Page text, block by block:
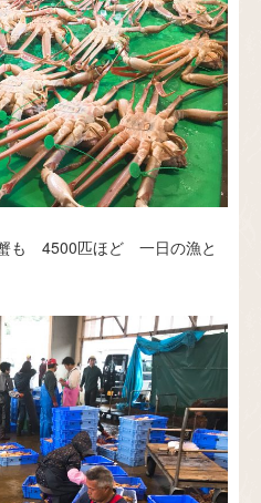
も 4500匹ほど 一日の漁と